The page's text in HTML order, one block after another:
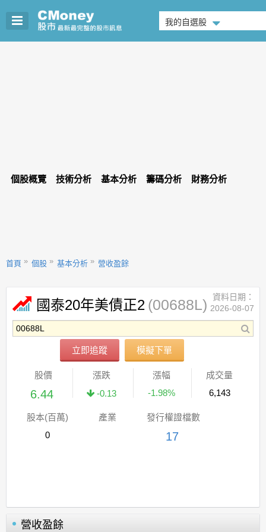
我的自選股
個股概覽 技術分析 基本分析 籌碼分析 財務分析
首頁 個股 基本分析 營收盈餘
國泰20年美債正2 (00688L)
立即追蹤 模擬下單
資料日期：
2026-08-07
股價
6.44
漲跌
-0.13
漲幅
-1.98%
成交量
6,143
股本(百萬)
0
產業 發行權證檔數
17
營收盈餘